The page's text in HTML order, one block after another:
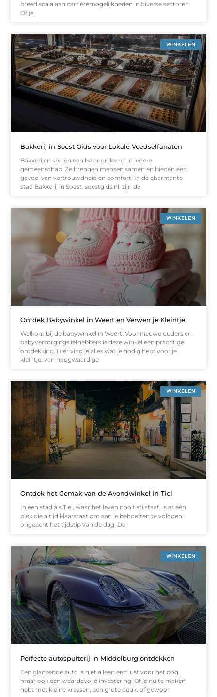
breed scala aan carrièremogelijkheden in diverse sectoren.
Of je
WINKELEN
Bakkerij in Soest Gids voor Lokale Voedselfanaten
Bakkerijen spelen een belangrijke rol in iedere
gemeenschap. Ze brengen mensen samen en bieden een
gevoel van vertrouwdheid en comfort. In de charmante
stad Bakkerij in Soest. soestgids.nl. zijn de
WINKELEN
Ontdek Babywinkel in Weert en Verwen je Kleintje!
Welkom bij de babywinkel in Weert! Voor nieuwe ouders en
babyverzorgingsliefhebbers is deze winkel een prachtige
ontdekking. Hier vind je alles wat je nodig hebt voor je
kleintje, van hoogwaardige
WINKELEN
Ontdek het Gemak van de Avondwinkel in Tiel
In een stad als Tiel, waar het leven nooit stilstaat, is er één
plek die altijd klaarstaat om aan je behoeften te voldoen,
ongeacht het tijdstip van de dag. De
WINKELEN
Perfecte autospuiterij in Middelburg ontdekken
Een glanzende auto is niet alleen een lust voor het oog,
maar ook een waardevolle investering. Of je nu te maken
hebt met kleine krassen, een grote deuk, of gewoon